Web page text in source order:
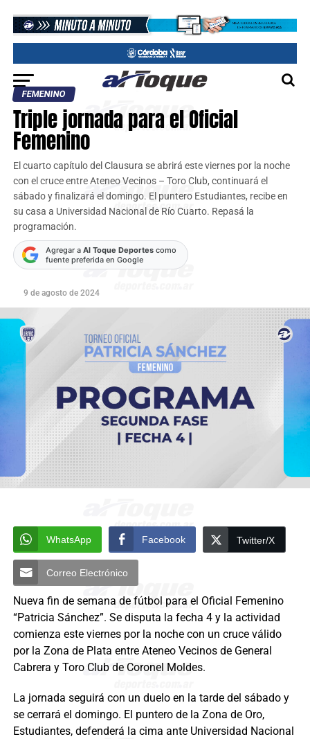
FEMENINO
Triple jornada para el Oficial
Femenino
El cuarto capítulo del Clausura se abrirá este viernes por la noche
con el cruce entre Ateneo Vecinos – Toro Club, continuará el
sábado y finalizará el domingo. El puntero Estudiantes, recibe en
su casa a Universidad Nacional de Río Cuarto. Repasá la
programación.
Agregar a Al Toque Deportescomo
fuente preferida en Google
9 de agosto de 2024
WhatsApp Facebook Twitter/X
Correo Electrónico
Nueva fin de semana de fútbol para el Oficial Femenino
“Patricia Sánchez”. Se disputa la fecha 4 y la actividad
comienza este viernes por la noche con un cruce válido
por la Zona de Plata entre Ateneo Vecinos de General
Cabrera y Toro Club de Coronel Moldes.
La jornada seguirá con un duelo en la tarde del sábado y
se cerrará el domingo. El puntero de la Zona de Oro,
Estudiantes, defenderá la cima ante Universidad Nacional